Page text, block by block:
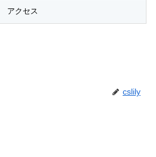
cslily